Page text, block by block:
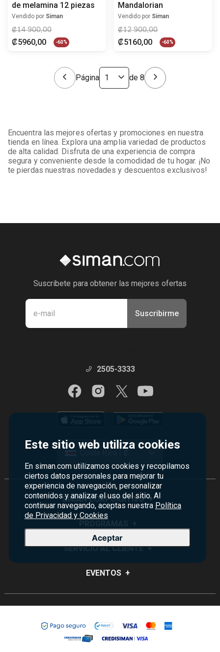
Este sitio web utiliza cookies
En siman.com utilizamos cookies y recopilamos
ciertos datos personales para mejorar tu
experiencia de navegación, personalizar
contenidos y analizar el uso del sitio. Al
continuar navegando, aceptas nuestra Política
de Privacidad y Cookies
Aceptar
de melamina 12 piezas
Vendido por Siman
₡14 900,00
₡5960,00 -60%
Mandalorian
Vendido por Siman
₡12 900,00
₡5160,00 -60%
Página de 8
Encuentra las mejores ofertas y promociones en nuestra
tienda en línea. Explora una amplia variedad de productos
de alta calidad. Disfruta de una experiencia de compra
segura y conveniente desde la comodidad de tu hogar. ¡No
te pierdas nuestras novedades y descuentos exclusivos!
Suscribete para obtener las mejores ofertas
Suscribirme
2505-3333
SIMAN CORPORATIVO +
Visión y Misión
Sucursales
Monedero
Certificados de Regalo
Credisiman
SERVICIO AL CLIENTE +
Preguntas Frecuentes
Contáctenos
Seguridad del sitio
Política de Privacidad
EVENTOS +
Rebajas